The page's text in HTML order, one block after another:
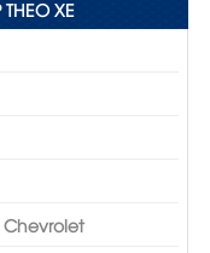
XE
Chevrolet